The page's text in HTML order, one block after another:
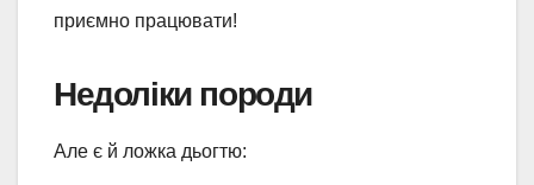
приємно працювати!
Недоліки породи
Але є й ложка дьогтю: